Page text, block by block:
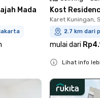
Mada Kost
Karet Kuningan,
2.7 km dari
mulai dari
Lihat info